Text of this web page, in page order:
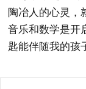
陶冶人的心灵，
音乐和数学是开
匙能伴随我的孩